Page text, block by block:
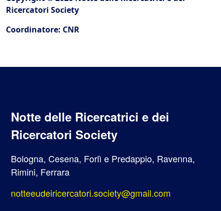
Ricercatori Society
Coordinatore: CNR
Notte delle Ricercatrici e dei
Ricercatori Society
Bologna, Cesena, Forlì e Predappio, Ravenna,
Rimini, Ferrara
notteeudeiricercatori.society@gmail.com